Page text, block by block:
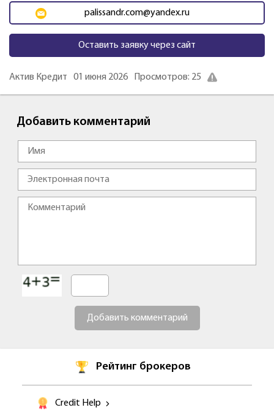
palissandr.com@yandex.ru
Оставить заявку через сайт
Актив Кредит 01 июня 2026 Просмотров: 25
Добавить комментарий
Добавить комментарий
Рейтинг брокеров
Credit Help